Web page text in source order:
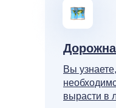
Вы
вырасти в